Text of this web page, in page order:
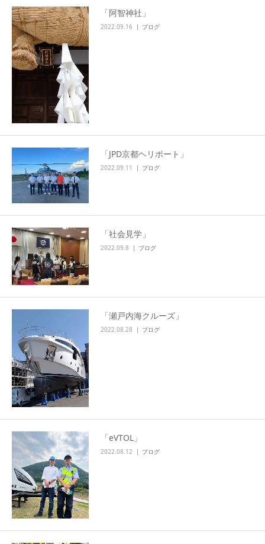
「阿智神社」
2022.09.16 ブログ
「JPD京都ヘリポート」
2022.09.11 ブログ
「社会見学」
2022.09.8 ブログ
「瀬戸内海クルーズ」
2022.08.28 ブログ
「eVTOL」
2022.08.12 ブログ